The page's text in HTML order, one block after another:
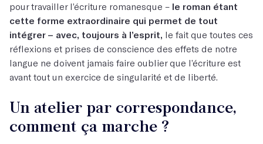
pour travailler l’écriture romanesque – le roman étant
cette forme extraordinaire qui permet de tout
intégrer – avec, toujours à l’esprit, le fait que toutes ces
réflexions et prises de conscience des effets de notre
langue ne doivent jamais faire oublier que l’écriture est
avant tout un exercice de singularité et de liberté.
Un atelier par correspondance,
comment ça marche ?